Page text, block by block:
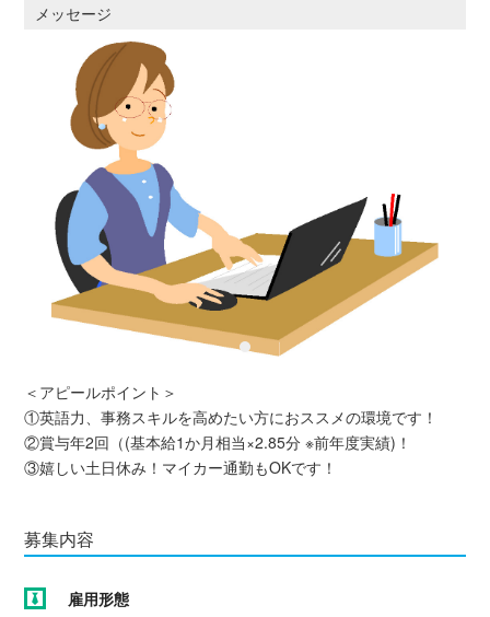
メッセージ
＜アピールポイント＞
①英語力、事務スキルを高めたい方におススメの環境です！
②賞与年2回（(基本給1か月相当×2.85分 ※前年度実績)！
③嬉しい土日休み！マイカー通勤もOKです！
募集内容
雇用形態